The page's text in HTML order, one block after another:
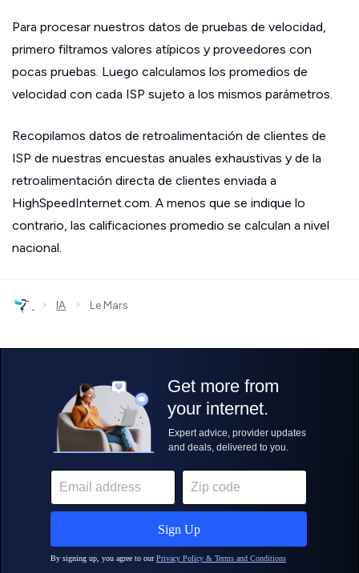
Para procesar nuestros datos de pruebas de velocidad,
primero filtramos valores atípicos y proveedores con
pocas pruebas. Luego calculamos los promedios de
velocidad con cada ISP sujeto a los mismos parámetros.
Recopilamos datos de retroalimentación de clientes de
ISP de nuestras encuestas anuales exhaustivas y de la
retroalimentación directa de clientes enviada a
HighSpeedInternet.com. A menos que se indique lo
contrario, las calificaciones promedio se calculan a nivel
nacional.
› IA › Le Mars